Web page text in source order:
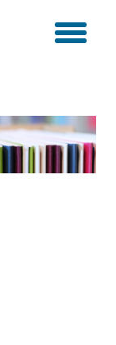
toggle
menu